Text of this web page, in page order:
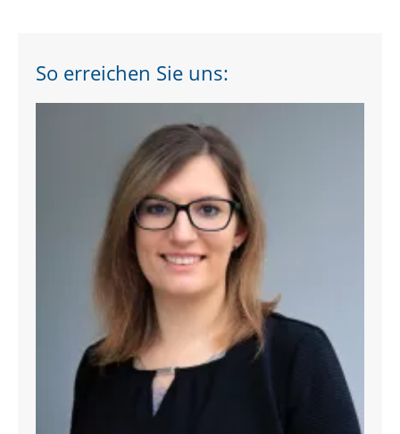
So erreichen Sie uns:
Corinna Fischer
T. 07082 49135-44